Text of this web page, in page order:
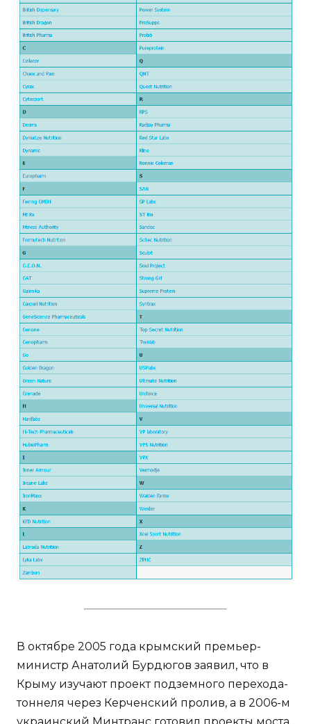
В октябре 2005 года крымский премьер-
министр Анатолий Бурдюгов заявил, что в
Крыму изучают проект подземного перехода-
тоннеля через Керченский пролив, а в 2006-м